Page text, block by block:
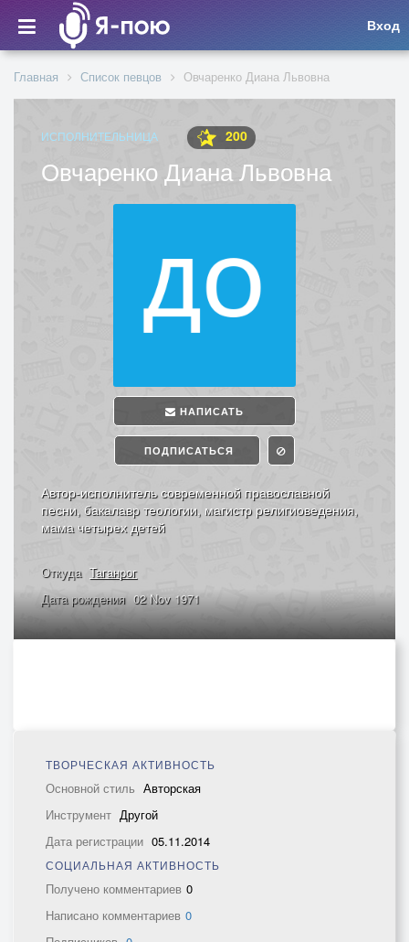
Вход
Главная Список певцов Овчаренко Диана Львовна
ИСПОЛНИТЕЛЬНИЦА 200
Овчаренко Диана Львовна
НАПИСАТЬ
ПОДПИСАТЬСЯ
Автор-исполнитель современной православной
песни, бакалавр теологии, магистр религиоведения,
мама четырех детей
Откуда Таганрог
Дата рождения 02 Nov 1971
ТВОРЧЕСКАЯ АКТИВНОСТЬ
Основной стиль Авторская
Инструмент Другой
Дата регистрации 05.11.2014
СОЦИАЛЬНАЯ АКТИВНОСТЬ
Получено комментариев 0
Написано комментариев 0